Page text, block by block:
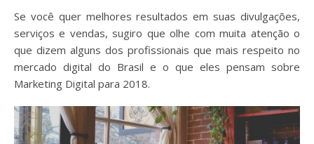
Se você quer melhores resultados em suas divulgações,
serviços e vendas, sugiro que olhe com muita atenção o
que dizem alguns dos profissionais que mais respeito no
mercado digital do Brasil e o que eles pensam sobre
Marketing Digital para 2018.